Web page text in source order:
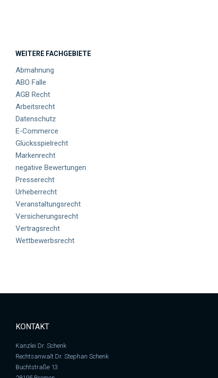
WEITERE FACHGEBIETE
Abmahnung
ABO Falle
AGB Recht
Arbeitsrecht
Datenschutz
E-Commerce
Glücksspielrecht
Markenrecht
negative Bewertungen
Presserecht
Urheberrecht
Veranstaltungsrecht
Versicherungsrecht
Vertragsrecht
Wettbewerbsrecht
KONTAKT
Kanzlei Dr. Schenk
Rechtsanwalt Dr. Stephan Schenk
Buchtstraße 13